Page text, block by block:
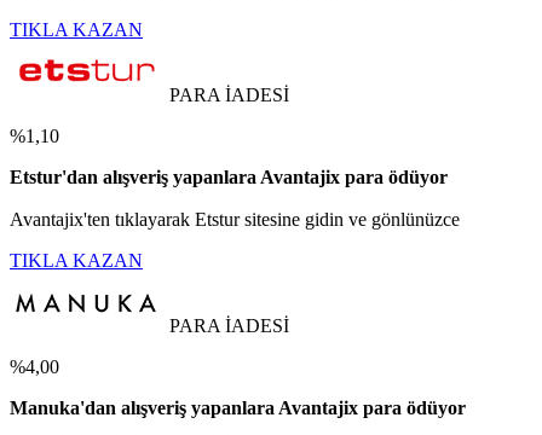
TIKLA KAZAN
PARA İADESİ
%1,10
Etstur'dan alışveriş yapanlara Avantajix para ödüyor
Avantajix'ten tıklayarak Etstur sitesine gidin ve gönlünüzce
TIKLA KAZAN
PARA İADESİ
%4,00
Manuka'dan alışveriş yapanlara Avantajix para ödüyor